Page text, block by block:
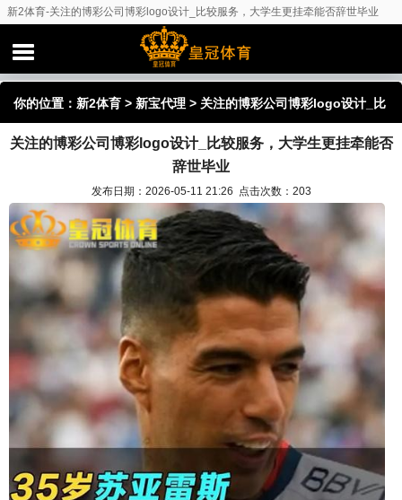
新2体育-关注的博彩公司博彩logo设计_比较服务，大学生更挂牵能否辞世毕业
你的位置： 新2体育 > 新宝代理 > 关注的博彩公司博彩logo设计_比
较服务，大学生更挂牵能否辞世毕业
关注的博彩公司博彩logo设计_比较服务，大学生更挂牵能否
辞世毕业
发布日期：2026-05-11 21:26 点击次数：203